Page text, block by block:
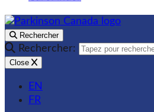
Rechercher
Rechercher:
Close
EN
FR